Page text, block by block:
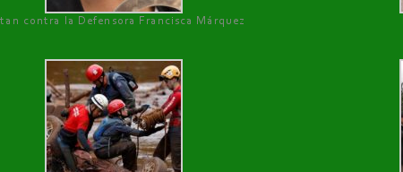
contra la Defensora Francisca Márquez